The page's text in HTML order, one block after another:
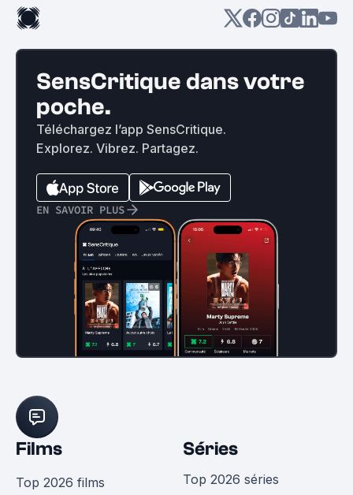
SensCritique dans votre
poche.
Téléchargez l’app SensCritique.
Explorez. Vibrez. Partagez.
EN SAVOIR PLUS
Films
Top 2026 films
Séries
Top 2026 séries